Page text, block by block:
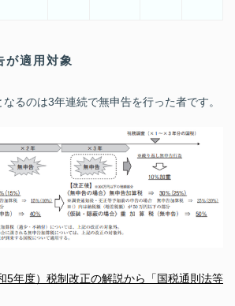
が適用対象
るのは3年連続で無申告を行った者です。
5年度）税制改正の解説から「国税通則法等